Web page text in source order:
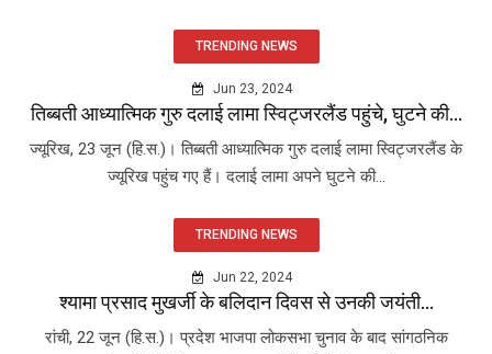
TRENDING NEWS
Jun 23, 2024
तिब्बती आध्यात्मिक गुरु दलाई लामा स्विट्जरलैंड पहुंचे, घुटने की...
ज्यूरिख, 23 जून (हि.स.)। तिब्बती आध्यात्मिक गुरु दलाई लामा स्विट्जरलैंड के
ज्यूरिख पहुंच गए हैं। दलाई लामा अपने घुटने की...
TRENDING NEWS
Jun 22, 2024
श्यामा प्रसाद मुखर्जी के बलिदान दिवस से उनकी जयंती...
रांची, 22 जून (हि.स.)। प्रदेश भाजपा लोकसभा चुनाव के बाद सांगठनिक